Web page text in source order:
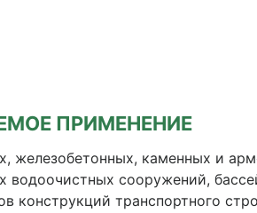
ПРИМЕНЕНИЕ
железобетонных, каменных и
водоочистных сооружений,
конструкций транспортного